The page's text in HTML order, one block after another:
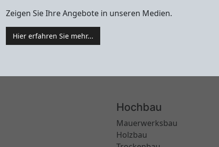
Zeigen Sie Ihre Angebote in unseren Medien.
Hier erfahren Sie mehr...
Hochbau
Mauerwerksbau
Holzbau